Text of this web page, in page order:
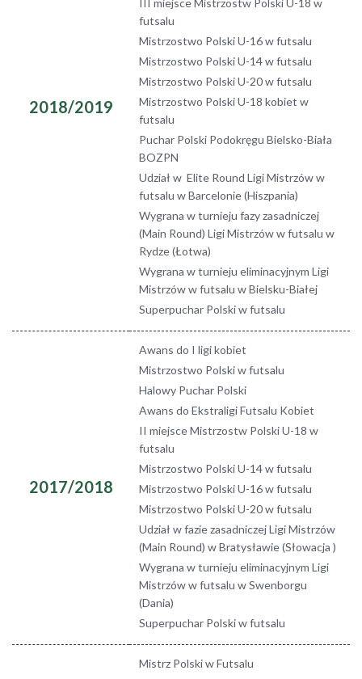
2018/2019
III miejsce Mistrzostw Polski U-18 w
futsalu
Mistrzostwo Polski U-16 w futsalu
Mistrzostwo Polski U-14 w futsalu
Mistrzostwo Polski U-20 w futsalu
Mistrzostwo Polski U-18 kobiet w
futsalu
Puchar Polski Podokręgu Bielsko-Biała
BOZPN
Udział w Elite Round Ligi Mistrzów w
futsalu w Barcelonie (Hiszpania)
Wygrana w turnieju fazy zasadniczej
(Main Round) Ligi Mistrzów w futsalu w
Rydze (Łotwa)
Wygrana w turnieju eliminacyjnym Ligi
Mistrzów w futsalu w Bielsku-Białej
Superpuchar Polski w futsalu
2017/2018
Awans do I ligi kobiet
Mistrzostwo Polski w futsalu
Halowy Puchar Polski
Awans do Ekstraligi Futsalu Kobiet
II miejsce Mistrzostw Polski U-18 w
futsalu
Mistrzostwo Polski U-14 w futsalu
Mistrzostwo Polski U-16 w futsalu
Mistrzostwo Polski U-20 w futsalu
Udział w fazie zasadniczej Ligi Mistrzów
(Main Round) w Bratysławie (Słowacja )
Wygrana w turnieju eliminacyjnym Ligi
Mistrzów w futsalu w Swenborgu
(Dania)
Superpuchar Polski w futsalu
Mistrz Polski w Futsalu